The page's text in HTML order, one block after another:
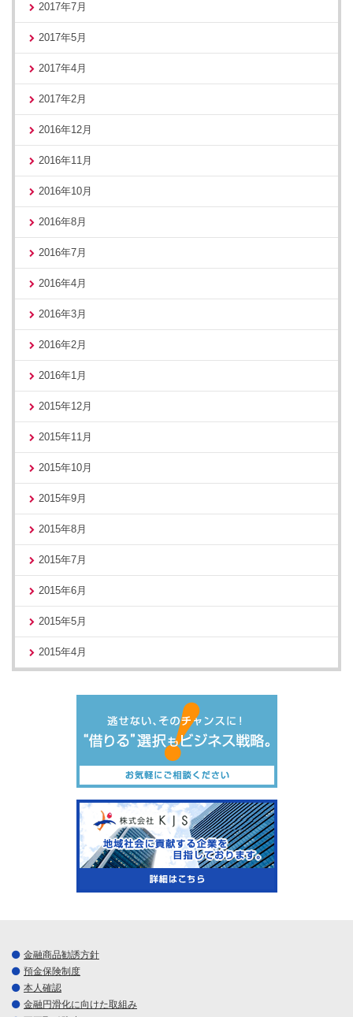
2017年7月
2017年5月
2017年4月
2017年2月
2016年12月
2016年11月
2016年10月
2016年8月
2016年7月
2016年4月
2016年3月
2016年2月
2016年1月
2015年12月
2015年11月
2015年10月
2015年9月
2015年8月
2015年7月
2015年6月
2015年5月
2015年4月
金融商品勧誘方針
預金保険制度
本人確認
金融円滑化に向けた取組み